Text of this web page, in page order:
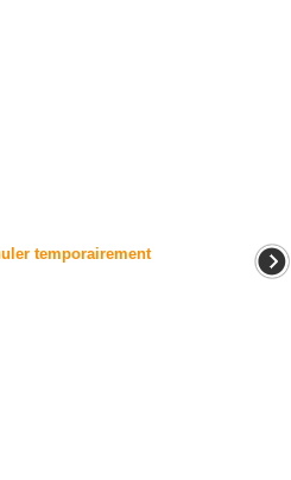
temporairement